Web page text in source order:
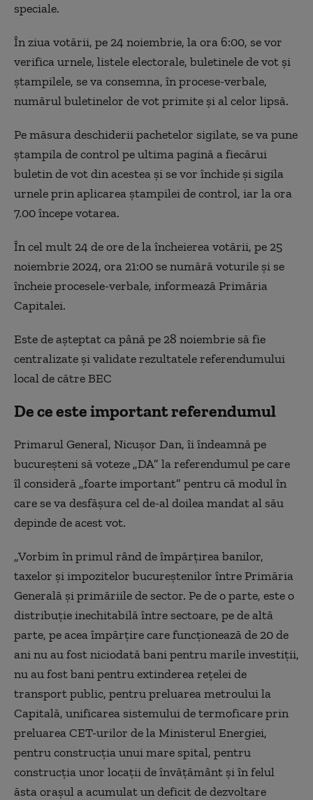
speciale.
În ziua votării, pe 24 noiembrie, la ora 6:00, se vor
verifica urnele, listele electorale, buletinele de vot şi
ştampilele, se va consemna, în procese-verbale,
numărul buletinelor de vot primite şi al celor lipsă.
Pe măsura deschiderii pachetelor sigilate, se va pune
ştampila de control pe ultima pagină a fiecărui
buletin de vot din acestea şi se vor închide şi sigila
urnele prin aplicarea ştampilei de control, iar la ora
7.00 începe votarea.
În cel mult 24 de ore de la încheierea votării, pe 25
noiembrie 2024, ora 21:00 se numără voturile şi se
încheie procesele-verbale, informează Primăria
Capitalei.
Este de aşteptat ca până pe 28 noiembrie să fie
centralizate şi validate rezultatele referendumului
local de către BEC
De ce este important referendumul
Primarul General, Nicuşor Dan, îi îndeamnă pe
bucureşteni să voteze „DA” la referendumul pe care
îl consideră „foarte important” pentru că modul în
care se va desfăşura cel de-al doilea mandat al său
depinde de acest vot.
„Vorbim în primul rând de împărţirea banilor,
taxelor şi impozitelor bucureştenilor între Primăria
Generală şi primăriile de sector. Pe de o parte, este o
distribuţie inechitabilă între sectoare, pe de altă
parte, pe acea împărţire care funcţionează de 20 de
ani nu au fost niciodată bani pentru marile investiţii,
nu au fost bani pentru extinderea reţelei de
transport public, pentru preluarea metroului la
Capitală, unificarea sistemului de termoficare prin
preluarea CET-urilor de la Ministerul Energiei,
pentru construcţia unui mare spital, pentru
construcţia unor locaţii de învăţământ şi în felul
ăsta oraşul a acumulat un deficit de dezvoltare